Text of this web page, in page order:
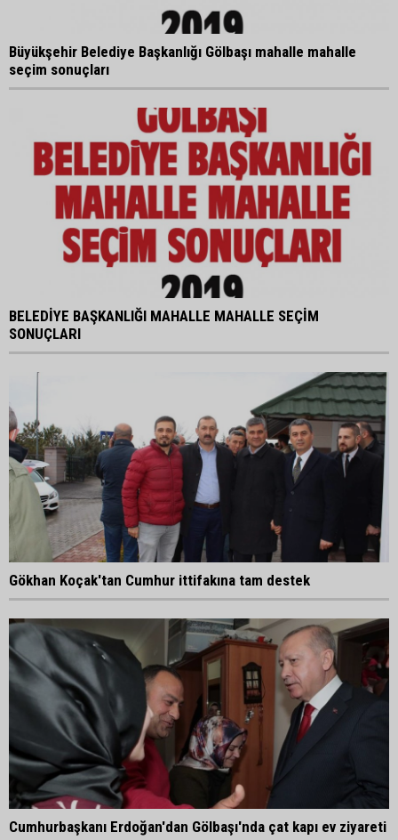
Büyükşehir Belediye Başkanlığı Gölbaşı mahalle mahalle
seçim sonuçları
BELEDİYE BAŞKANLIĞI MAHALLE MAHALLE SEÇİM
SONUÇLARI
Gökhan Koçak'tan Cumhur ittifakına tam destek
Cumhurbaşkanı Erdoğan'dan Gölbaşı'nda çat kapı ev ziyareti